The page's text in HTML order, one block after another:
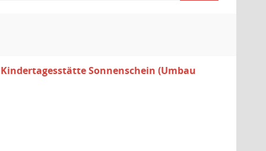
Sonnenschein (Umbau